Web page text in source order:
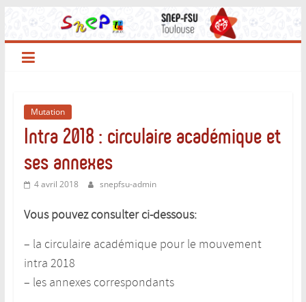
contenu
Mutation
Intra 2018 : circulaire académique et
ses annexes
4 avril 2018 snepfsu-admin
Vous pouvez consulter ci-dessous:
– la circulaire académique pour le mouvement
intra 2018
– les annexes correspondants